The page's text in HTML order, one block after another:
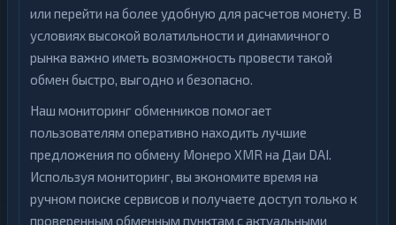
или перейти на более удобную для расчетов монету. В
условиях высокой волатильности и динамичного
рынка важно иметь возможность провести такой
обмен быстро, выгодно и безопасно.
Наш мониторинг обменников помогает
пользователям оперативно находить лучшие
предложения по обмену Монеро XMR на Даи DAI.
Используя мониторинг, вы экономите время на
ручном поиске сервисов и получаете доступ только к
проверенным обменным пунктам с актуальными